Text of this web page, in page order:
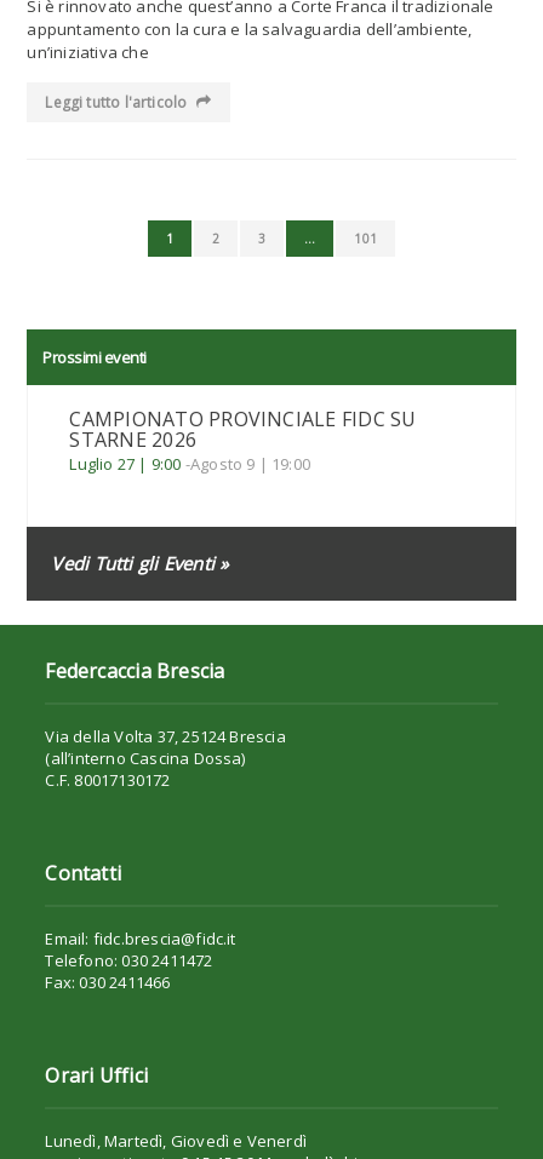
Si è rinnovato anche quest’anno a Corte Franca il tradizionale
appuntamento con la cura e la salvaguardia dell’ambiente,
un’iniziativa che
Leggi tutto l'articolo
1 2 3 … 101
Prossimi eventi
CAMPIONATO PROVINCIALE FIDC SU
STARNE 2026
Luglio 27 | 9:00 -Agosto 9 | 19:00
Vedi Tutti gli Eventi »
Federcaccia Brescia
Via della Volta 37, 25124 Brescia
(all’interno Cascina Dossa)
C.F. 80017130172
Contatti
Email: fidc.brescia@fidc.it
Telefono: 030 2411472
Fax: 030 2411466
Orari Uffici
Lunedì, Martedì, Giovedì e Venerdì